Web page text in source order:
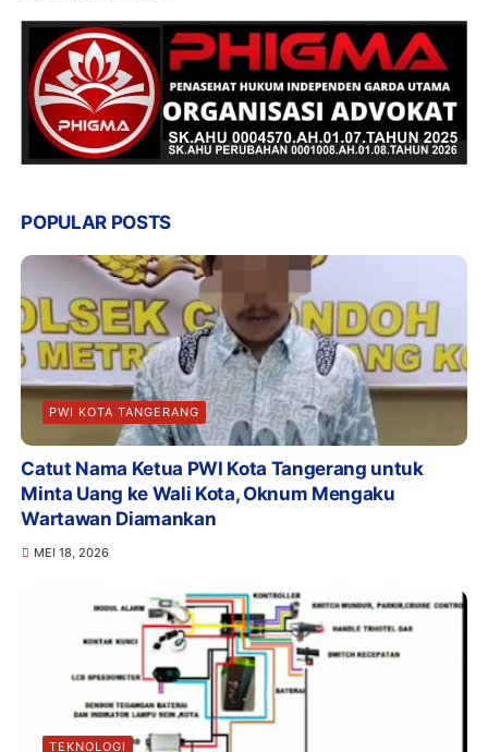
POPULAR POSTS
PWI KOTA TANGERANG
Catut Nama Ketua PWI Kota Tangerang untuk
Minta Uang ke Wali Kota, Oknum Mengaku
Wartawan Diamankan
MEI 18, 2026
TEKNOLOGI